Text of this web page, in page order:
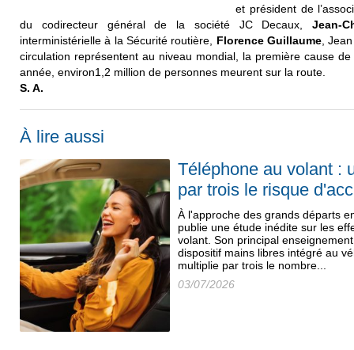
et président de
du codirecteur général de la société JC Decaux,Jean-
interministérielle à la Sécurité routière, Florence Guillaume,
circulation représentent au niveau mondial, la première cause
année, environ1,2 million de personnes meurent sur la route.
S. A.
À lire aussi
Téléphone au volant :
par trois le risque
À l'approche des grands départs
publie une étude inédite sur les
volant. Son principal
dispositif mains libres intégré au
multiplie par trois le nombre...
03/07/2026